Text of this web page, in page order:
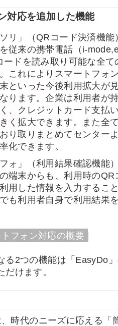
対応を追加した機能
リ」（QRコード決済機能
従来の携帯電話（i-
ードを読み取り可能な全
これによりスマートフォ
といった今後利用拡大が
ります。企業は利用者が
、クレジットカード支払
く拡大できます。また全
り取りまとめてセンター
化できます。
ォ」（利用結果確認機能
端末からも、利用時のQR
用した情報を入力するこ
も利用者自身で利用結果
トフォン対応の概要
2つの機能は「EasyDo
けます。
時代のニーズに応える「